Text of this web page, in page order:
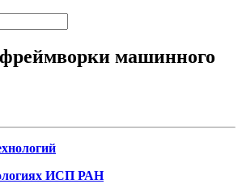
машинного
ИСП РАН